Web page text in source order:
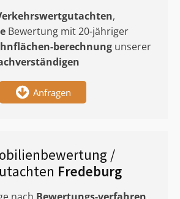
,
Bewertung mit 20-jähriger
berechnung unserer
Anfragen
/
Fredeburg